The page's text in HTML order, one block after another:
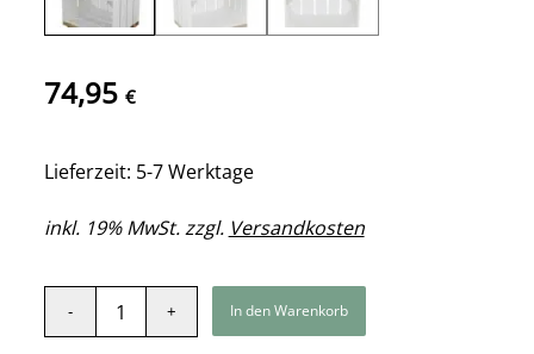
74,95 €
Lieferzeit: 5-7 Werktage
inkl. 19% MwSt. zzgl. Versandkosten
In den Warenkorb